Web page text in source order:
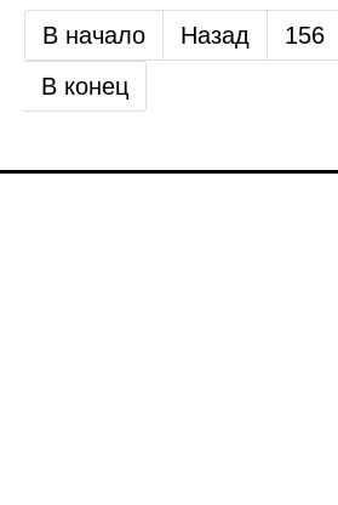
В начало Назад 156
В конец